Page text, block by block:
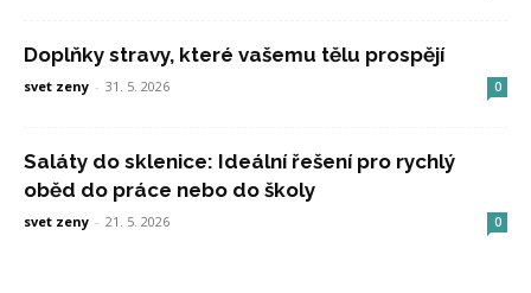
Doplňky stravy, které vašemu tělu prospějí
svet zeny - 31. 5. 2026 0
Saláty do sklenice: Ideální řešení pro rychlý
oběd do práce nebo do školy
svet zeny - 21. 5. 2026 0